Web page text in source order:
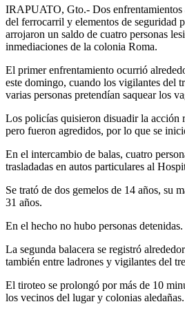
IRAPUATO, Gto.- Dos enfrentamientos
del ferrocarril y elementos de seguridad
arrojaron un saldo de cuatro personas
inmediaciones de la colonia Roma.
El primer enfrentamiento ocurrió
este domingo, cuando los vigilantes del
varias personas pretendían saquear los
Los policías quisieron disuadir la acción
pero fueron agredidos, por lo que se
En el intercambio de balas, cuatro
trasladadas en autos particulares al
Se trató de dos gemelos de 14 años, su
31 años.
En el hecho no hubo personas detenidas.
La segunda balacera se registró
también entre ladrones y vigilantes del
El tiroteo se prolongó por más de 10
los vecinos del lugar y colonias aledañas.